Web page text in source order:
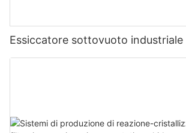
Essiccatore sottovuoto industriale